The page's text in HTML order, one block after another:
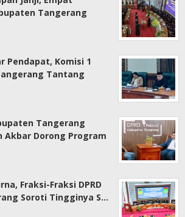
Tangerang
Pendapat, Komisi 1
Tantang
Tangerang
Akbar Dorong Program
Fraksi-Fraksi DPRD
Soroti Tingginya S…